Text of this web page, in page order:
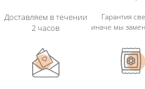
Доставляем в течении
2 часов
Гарантия
иначе мы